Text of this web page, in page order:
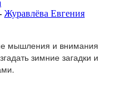
Журавлёва Евгения
мышления и внимания
зимние загадки и